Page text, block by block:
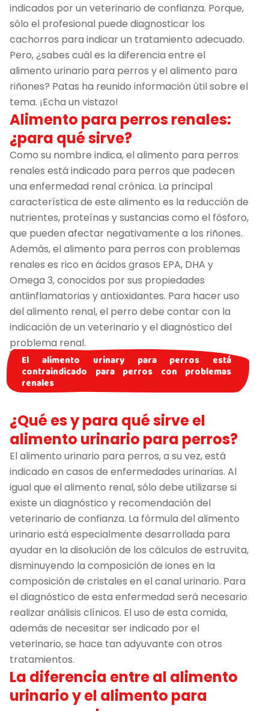
indicados por un veterinario de confianza. Porque,
sólo el profesional puede diagnosticar los
cachorros para indicar un tratamiento adecuado.
Pero, ¿sabes cuál es la diferencia entre el
alimento urinario para perros y el alimento para
riñones? Patas ha reunido información útil sobre el
tema. ¡Echa un vistazo!
Alimento para perros renales:
¿para qué sirve?
Como su nombre indica, el alimento para perros
renales está indicado para perros que padecen
una enfermedad renal crónica. La principal
característica de este alimento es la reducción de
nutrientes, proteínas y sustancias como el fósforo,
que pueden afectar negativamente a los riñones.
Además, el alimento para perros con problemas
renales es rico en ácidos grasos EPA, DHA y
Omega 3, conocidos por sus propiedades
antiinflamatorias y antioxidantes. Para hacer uso
del alimento renal, el perro debe contar con la
indicación de un veterinario y el diagnóstico del
problema renal.
El alimento urinary para perros está
contraindicado para perros con problemas
renales
¿Qué es y para qué sirve el
alimento urinario para perros?
El alimento urinario para perros, a su vez, está
indicado en casos de enfermedades urinarias. Al
igual que el alimento renal, sólo debe utilizarse si
existe un diagnóstico y recomendación del
veterinario de confianza. La fórmula del alimento
urinario está especialmente desarrollada para
ayudar en la disolución de los cálculos de estruvita,
disminuyendo la composición de iones en la
composición de cristales en el canal urinario. Para
el diagnóstico de esta enfermedad será necesario
realizar análisis clínicos. El uso de esta comida,
además de necesitar ser indicado por el
veterinario, se hace tan adyuvante con otros
tratamientos.
La diferencia entre al alimento
urinario y el alimento para